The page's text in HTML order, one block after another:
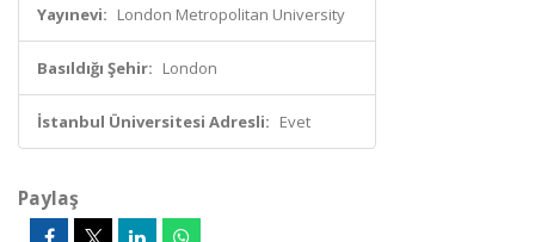
Yayınevi: London Metropolitan University
Basıldığı Şehir: London
İstanbul Üniversitesi Adresli: Evet
Paylaş